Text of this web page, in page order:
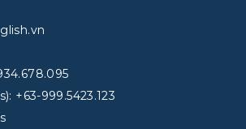
+63-999.5423.123